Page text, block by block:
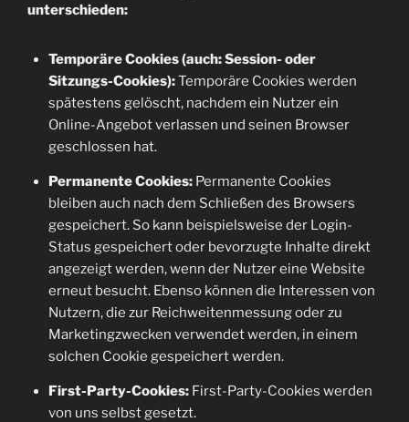
unterschieden:
Temporäre Cookies (auch: Session- oder
Sitzungs-Cookies):Temporäre Cookies werden
spätestens gelöscht, nachdem ein Nutzer ein
Online-Angebot verlassen und seinen Browser
geschlossen hat.
Permanente Cookies:Permanente Cookies
bleiben auch nach dem Schließen des Browsers
gespeichert. So kann beispielsweise der Login-
Status gespeichert oder bevorzugte Inhalte direkt
angezeigt werden, wenn der Nutzer eine Website
erneut besucht. Ebenso können die Interessen von
Nutzern, die zur Reichweitenmessung oder zu
Marketingzwecken verwendet werden, in einem
solchen Cookie gespeichert werden.
First-Party-Cookies:First-Party-Cookies werden
von uns selbst gesetzt.